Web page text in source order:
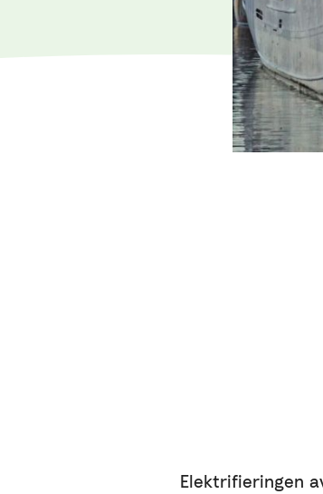
Elektrifieringen